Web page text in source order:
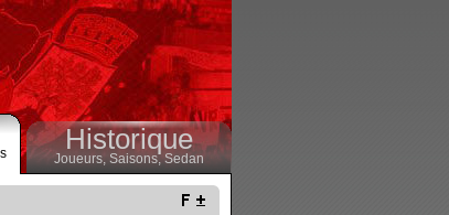
Historique
Joueurs, Saisons,Sedan